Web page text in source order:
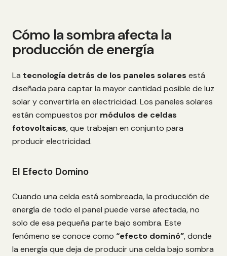
Cómo la sombra afecta la
producción de energía
La tecnología detrás de los paneles solares está
diseñada para captar la mayor cantidad posible de luz
solar y convertirla en electricidad. Los paneles solares
están compuestos por módulos de celdas
fotovoltaicas, que trabajan en conjunto para
producir electricidad.
El Efecto Domino
Cuando una celda está sombreada, la producción de
energía de todo el panel puede verse afectada, no
solo de esa pequeña parte bajo sombra. Este
fenómeno se conoce como “efecto dominó”, donde
la energía que deja de producir una celda bajo sombra